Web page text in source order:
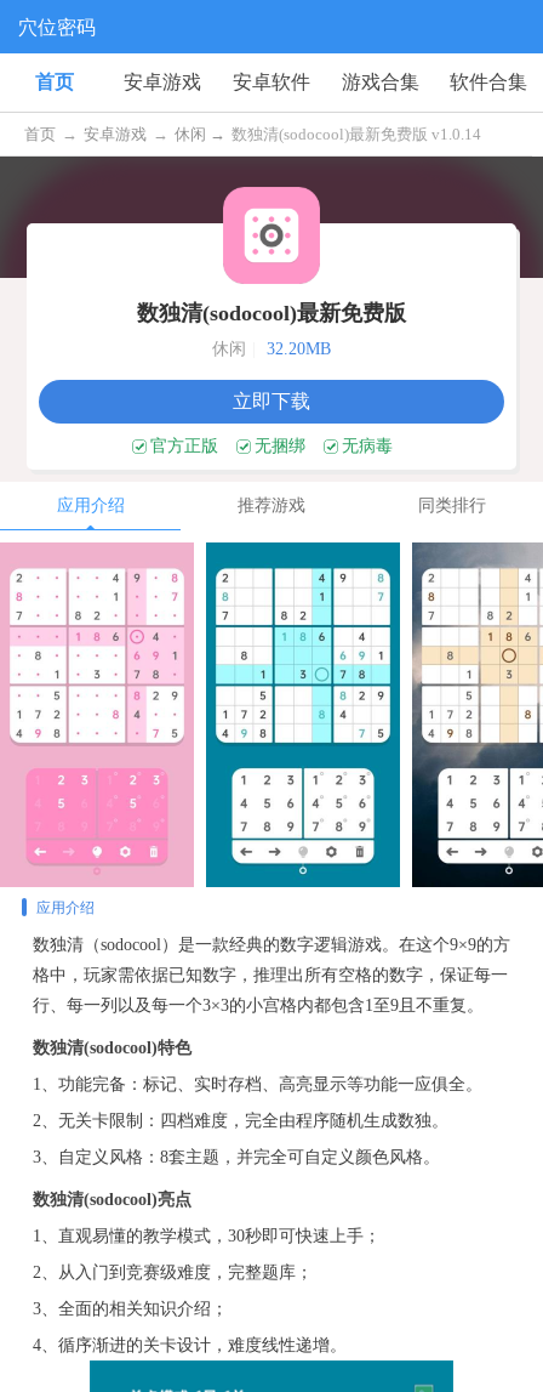
穴位密码
首页 安卓游戏 安卓软件 游戏合集 软件合集
首页 → 安卓游戏 → 休闲 → 数独清(sodocool)最新免费版 v1.0.14
数独清(sodocool)最新免费版
休闲 32.20MB
立即下载
官方正版 无捆绑 无病毒
应用介绍 推荐游戏 同类排行
应用介绍
数独清（sodocool）是一款经典的数字逻辑游戏。在这个9×9的方
格中，玩家需依据已知数字，推理出所有空格的数字，保证每一
行、每一列以及每一个3×3的小宫格内都包含1至9且不重复。
数独清(sodocool)特色
1、功能完备：标记、实时存档、高亮显示等功能一应俱全。
2、无关卡限制：四档难度，完全由程序随机生成数独。
3、自定义风格：8套主题，并完全可自定义颜色风格。
数独清(sodocool)亮点
1、直观易懂的教学模式，30秒即可快速上手；
2、从入门到竞赛级难度，完整题库；
3、全面的相关知识介绍；
4、循序渐进的关卡设计，难度线性递增。